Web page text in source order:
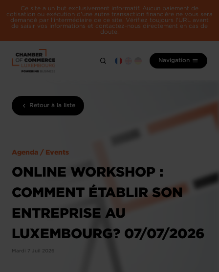
Ce site a un but exclusivement informatif. Aucun paiement de
cotisation ou exécution d'une autre transaction financière ne vous sera
demandé par l'intermédiaire de ce site. Vérifiez toujours l'URL avant
de saisir vos informations et contactez-nous directement en cas de
doute.
Navigation
Retour à la liste
Agenda / Events
ONLINE WORKSHOP :
COMMENT ÉTABLIR SON
ENTREPRISE AU
LUXEMBOURG? 07/07/2026
Mardi 7 Juil 2026